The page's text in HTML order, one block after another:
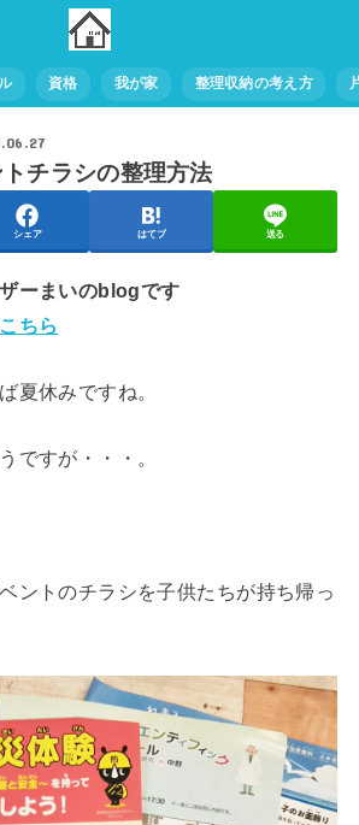
資格 我が家 整理収納の考え方
チラシの整理方法
シェア はてブ 送る
ーまいのblogです
こちら
夏休みですね。
ですが・・・。
ントのチラシを子供たちが持ち帰っ